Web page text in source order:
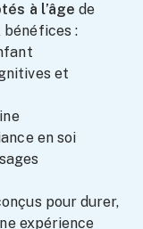
à l’âge de
:
et
en soi
pour durer,
expérience